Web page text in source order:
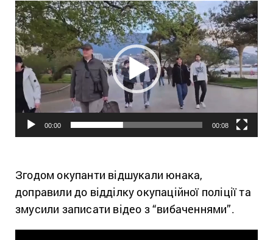
Відеопрогравач
00:00 00:08
Згодом окупанти відшукали юнака,
доправили до відділку окупаційної поліції та
змусили записати відео з “вибаченнями”.